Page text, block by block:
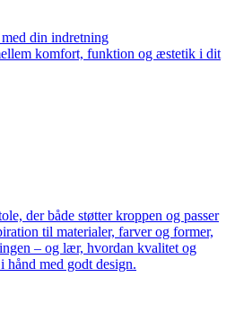
din indretning
komfort, funktion og æstetik i dit
der både støtter kroppen og passer
til materialer, farver og former,
– og lær, hvordan kvalitet og
med godt design.